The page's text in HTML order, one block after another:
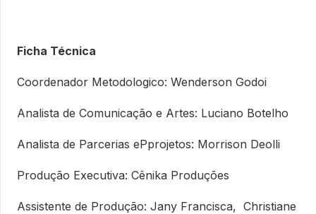
Ficha Técnica
Coordenador Metodologico: Wenderson Godoi
Analista de Comunicação e Artes: Luciano Botelho
Analista de Parcerias ePprojetos: Morrison Deolli
Produção Executiva: Cênika Produções
Assistente de Produção: Jany Francisca, Christiane